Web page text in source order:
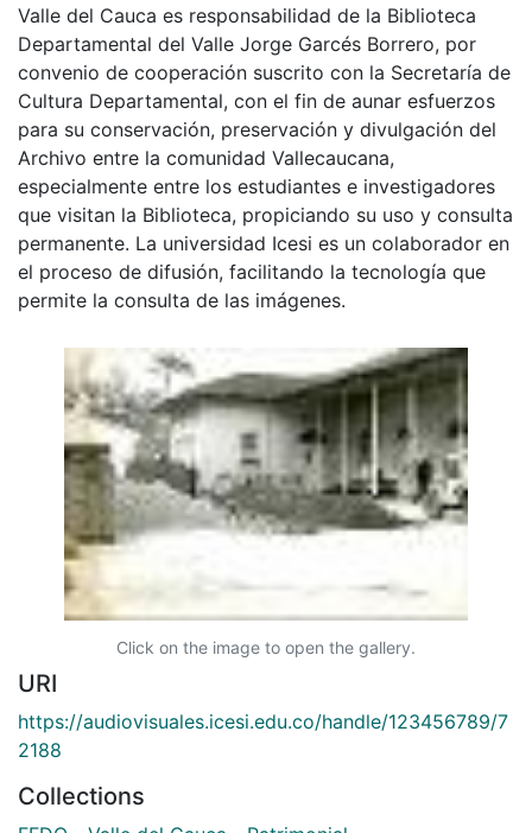
Valle del Cauca es responsabilidad de la Biblioteca
Departamental del Valle Jorge Garcés Borrero, por
convenio de cooperación suscrito con la Secretaría de
Cultura Departamental, con el fin de aunar esfuerzos
para su conservación, preservación y divulgación del
Archivo entre la comunidad Vallecaucana,
especialmente entre los estudiantes e investigadores
que visitan la Biblioteca, propiciando su uso y consulta
permanente. La universidad Icesi es un colaborador en
el proceso de difusión, facilitando la tecnología que
permite la consulta de las imágenes.
Click on the image to open the gallery.
URI
https://audiovisuales.icesi.edu.co/handle/123456789/7
2188
Collections